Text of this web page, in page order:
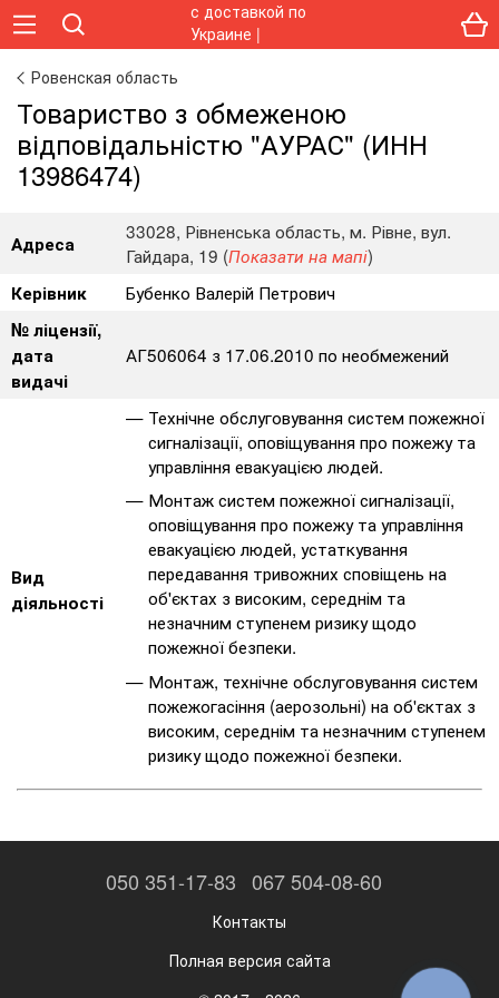
Ровенская область
Товариство з обмеженою
відповідальністю "АУРАС" (ИНН
13986474)
Адреса
33028, Рівненська область, м. Рівне, вул.
Гайдара, 19 (Показати на мапі)
Керівник
Бубенко Валерій Петрович
№ ліцензії,
дата
видачі
АГ506064 з 17.06.2010 по необмежений
Вид
діяльності
Технічне обслуговування систем пожежної
сигналізації, оповіщування про пожежу та
управління евакуацією людей.
Монтаж систем пожежної сигналізації,
оповіщування про пожежу та управління
евакуацією людей, устаткування
передавання тривожних сповіщень на
об'єктах з високим, середнім та
незначним ступенем ризику щодо
пожежної безпеки.
Монтаж, технічне обслуговування систем
пожежогасіння (аерозольні) на об'єктах з
високим, середнім та незначним ступенем
ризику щодо пожежної безпеки.
050 351-17-83 067 504-08-60
Контакты
Полная версия сайта